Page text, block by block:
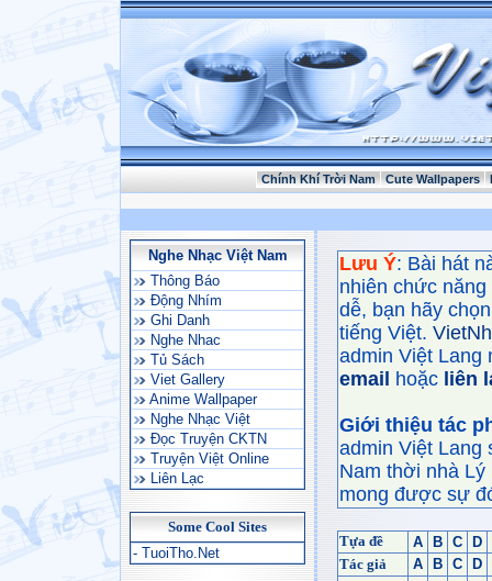
Chính Khí Trời Nam Cute Wallpapers
Nghe Nhạc Việt Nam
Thông Báo
Động Nhím
Ghi Danh
Nghe Nhac
Tủ Sách
Viet Gallery
Anime Wallpaper
Nghe Nhạc Việt
Đọc Truyện CKTN
Truyện Việt Online
Liên Lạc
Some Cool Sites
- TuoiTho.Net
Lưu Ý: Bài hát
nhiên chức
dễ, bạn hãy
tiếng Việt.
admin Việt Lang
email
hoặc liên
Giới thiệu tác
admin Việt Lang
Nam thời nhà
mong được sự
Tựa đề A B C
D
Tác giả
A B C
D